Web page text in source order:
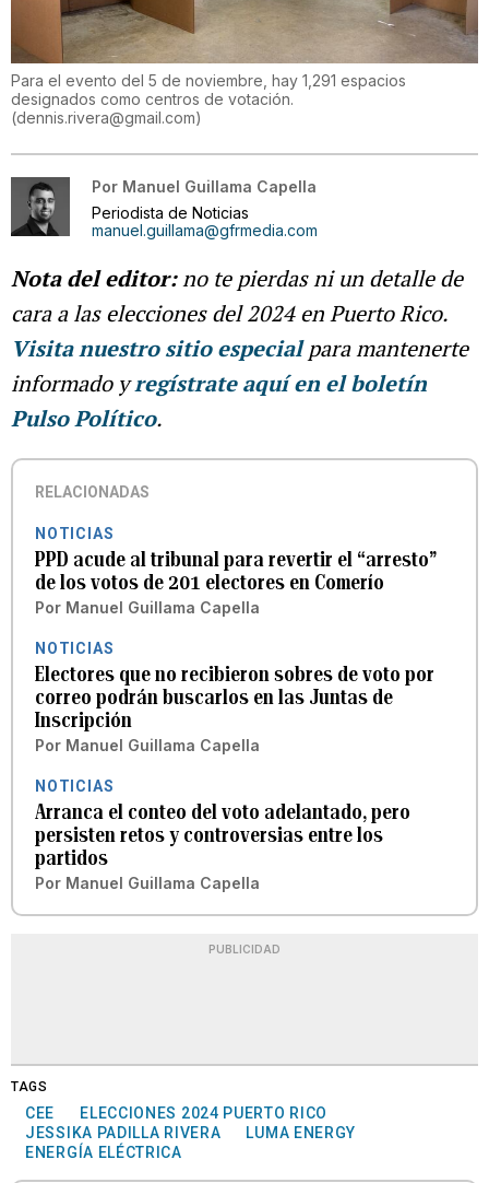
Para el evento del 5 de noviembre, hay 1,291 espacios
designados como centros de votación.
(dennis.rivera@gmail.com)
Por Manuel Guillama Capella
Periodista de Noticias
manuel.guillama@gfrmedia.com
Nota del editor:no te pierdas ni un detalle de
cara a las elecciones del 2024 en Puerto Rico.
Visita nuestro sitio especialpara mantenerte
informado yregístrate aquí en el boletín
Pulso Político.
RELACIONADAS
NOTICIAS
PPD acude al tribunal para revertir el “arresto”
de los votos de 201 electores en Comerío
Por Manuel Guillama Capella
NOTICIAS
Electores que no recibieron sobres de voto por
correo podrán buscarlos en las Juntas de
Inscripción
Por Manuel Guillama Capella
NOTICIAS
Arranca el conteo del voto adelantado, pero
persisten retos y controversias entre los
partidos
Por Manuel Guillama Capella
PUBLICIDAD
TAGS
CEE
ELECCIONES 2024 PUERTO RICO
JESSIKA PADILLA RIVERA
LUMA ENERGY
ENERGÍA ELÉCTRICA